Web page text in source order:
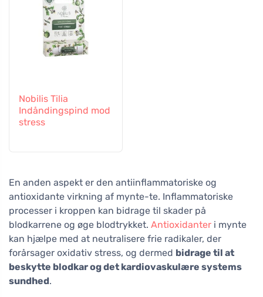
Nobilis Tilia
Indåndingspind mod
stress
En anden aspekt er den antiinflammatoriske og
antioxidante virkning af mynte-te. Inflammatoriske
processer i kroppen kan bidrage til skader på
blodkarrene og øge blodtrykket. Antioxidanter i mynte
kan hjælpe med at neutralisere frie radikaler, der
forårsager oxidativ stress, og dermed bidrage til at
beskytte blodkar og det kardiovaskulære systems
sundhed.